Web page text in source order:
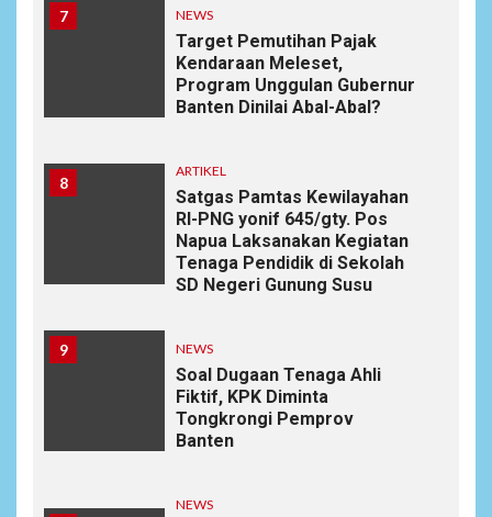
7 NEWS
Target Pemutihan Pajak
Kendaraan Meleset,
Program Unggulan Gubernur
Banten Dinilai Abal-Abal?
8
ARTIKEL
Satgas Pamtas Kewilayahan
RI-PNG yonif 645/gty. Pos
Napua Laksanakan Kegiatan
Tenaga Pendidik di Sekolah
SD Negeri Gunung Susu
9 NEWS
Soal Dugaan Tenaga Ahli
Fiktif, KPK Diminta
Tongkrongi Pemprov
Banten
NEWS